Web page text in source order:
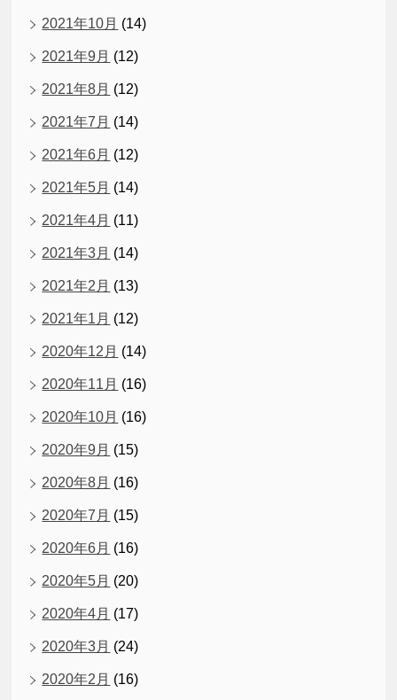
2021年10月 (14)
2021年9月 (12)
2021年8月 (12)
2021年7月 (14)
2021年6月 (12)
2021年5月 (14)
2021年4月 (11)
2021年3月 (14)
2021年2月 (13)
2021年1月 (12)
2020年12月 (14)
2020年11月 (16)
2020年10月 (16)
2020年9月 (15)
2020年8月 (16)
2020年7月 (15)
2020年6月 (16)
2020年5月 (20)
2020年4月 (17)
2020年3月 (24)
2020年2月 (16)